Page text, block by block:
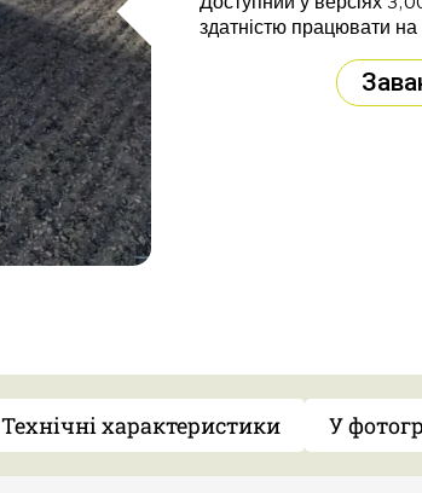
здатністю працювати
Технічні характеристики У